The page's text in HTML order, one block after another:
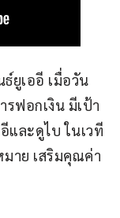
ยูเออี เมื่อวัน
ฟอกเงิน มีเป้า
และดูไบ ในเวที
าย เสริมคุณค่า